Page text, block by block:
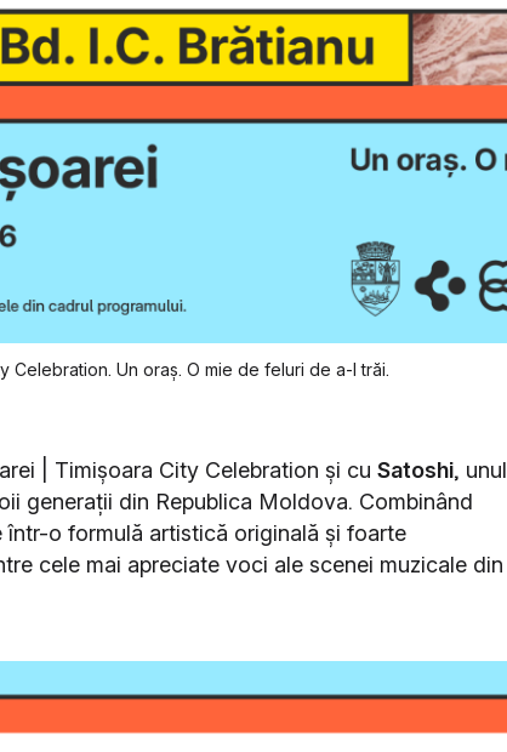
Celebration. Un oraș. O mie de feluri de a-l trăi.
| Timișoara City Celebration și cu Satoshi, unul
generații din Republica Moldova. Combinând
o formulă artistică originală și foarte
cele mai apreciate voci ale scenei muzicale din